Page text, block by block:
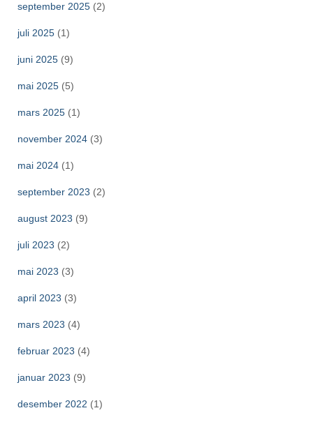
september 2025 (2)
juli 2025 (1)
juni 2025 (9)
mai 2025 (5)
mars 2025 (1)
november 2024 (3)
mai 2024 (1)
september 2023 (2)
august 2023 (9)
juli 2023 (2)
mai 2023 (3)
april 2023 (3)
mars 2023 (4)
februar 2023 (4)
januar 2023 (9)
desember 2022 (1)